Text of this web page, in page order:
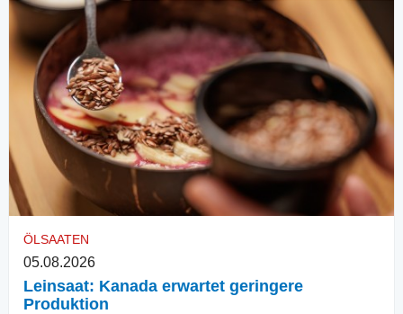
ÖLSAATEN
05.08.2026
Leinsaat: Kanada erwartet geringere
Produktion